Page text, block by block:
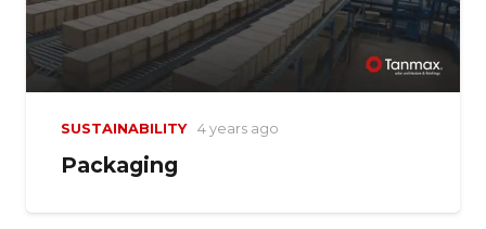
SUSTAINABILITY 4 years ago
Packaging